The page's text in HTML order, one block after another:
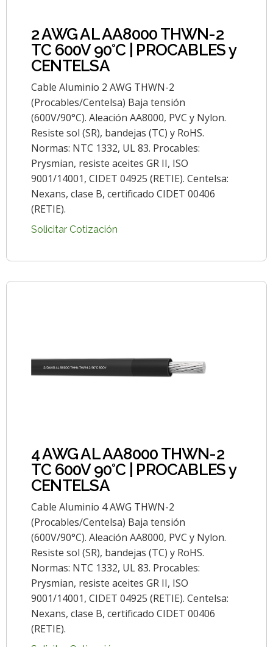
2 AWG AL AA8000 THWN-2
TC 600V 90°C | PROCABLES y
CENTELSA
Cable Aluminio 2 AWG THWN-2
(Procables/Centelsa) Baja tensión
(600V/90°C). Aleación AA8000, PVC y Nylon.
Resiste sol (SR), bandejas (TC) y RoHS.
Normas: NTC 1332, UL 83. Procables:
Prysmian, resiste aceites GR II, ISO
9001/14001, CIDET 04925 (RETIE). Centelsa:
Nexans, clase B, certificado CIDET 00406
(RETIE).
Solicitar Cotización
4 AWG AL AA8000 THWN-2
TC 600V 90°C | PROCABLES y
CENTELSA
Cable Aluminio 4 AWG THWN-2
(Procables/Centelsa) Baja tensión
(600V/90°C). Aleación AA8000, PVC y Nylon.
Resiste sol (SR), bandejas (TC) y RoHS.
Normas: NTC 1332, UL 83. Procables:
Prysmian, resiste aceites GR II, ISO
9001/14001, CIDET 04925 (RETIE). Centelsa:
Nexans, clase B, certificado CIDET 00406
(RETIE).